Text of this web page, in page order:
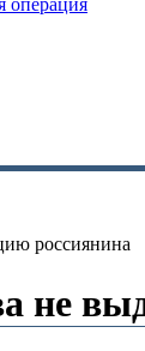
операция
россиянина
не